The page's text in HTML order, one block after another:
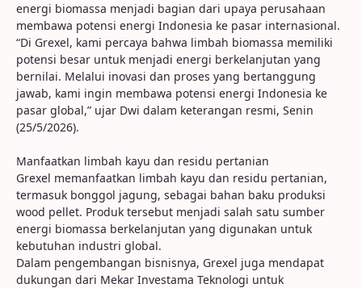
energi biomassa menjadi bagian dari upaya perusahaan
membawa potensi energi Indonesia ke pasar internasional.
“Di Grexel, kami percaya bahwa limbah biomassa memiliki
potensi besar untuk menjadi energi berkelanjutan yang
bernilai. Melalui inovasi dan proses yang bertanggung
jawab, kami ingin membawa potensi energi Indonesia ke
pasar global,” ujar Dwi dalam keterangan resmi, Senin
(25/5/2026).
Manfaatkan limbah kayu dan residu pertanian
Grexel memanfaatkan limbah kayu dan residu pertanian,
termasuk bonggol jagung, sebagai bahan baku produksi
wood pellet. Produk tersebut menjadi salah satu sumber
energi biomassa berkelanjutan yang digunakan untuk
kebutuhan industri global.
Dalam pengembangan bisnisnya, Grexel juga mendapat
dukungan dari Mekar Investama Teknologi untuk